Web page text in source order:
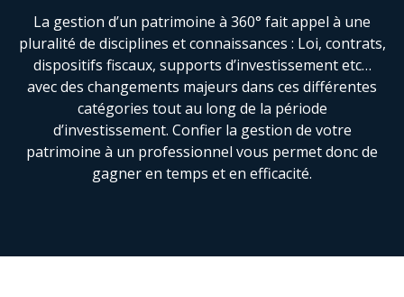
La gestion d’un patrimoine à 360° fait appel à une
pluralité de disciplines et connaissances : Loi, contrats,
dispositifs fiscaux, supports d’investissement etc…
avec des changements majeurs dans ces différentes
catégories tout au long de la période
d’investissement. Confier la gestion de votre
patrimoine à un professionnel vous permet donc de
gagner en temps et en efficacité.